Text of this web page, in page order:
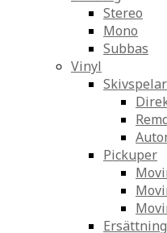
Stereo
Mono
Subbas
Vinyl
Pickuper